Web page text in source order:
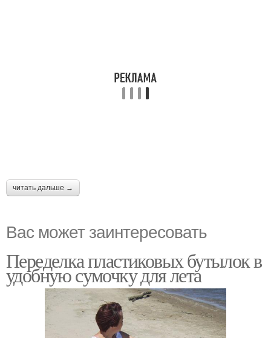
читать дальше →
Вас может заинтересовать
Переделка пластиковых бутылок в
удобную сумочку для лета